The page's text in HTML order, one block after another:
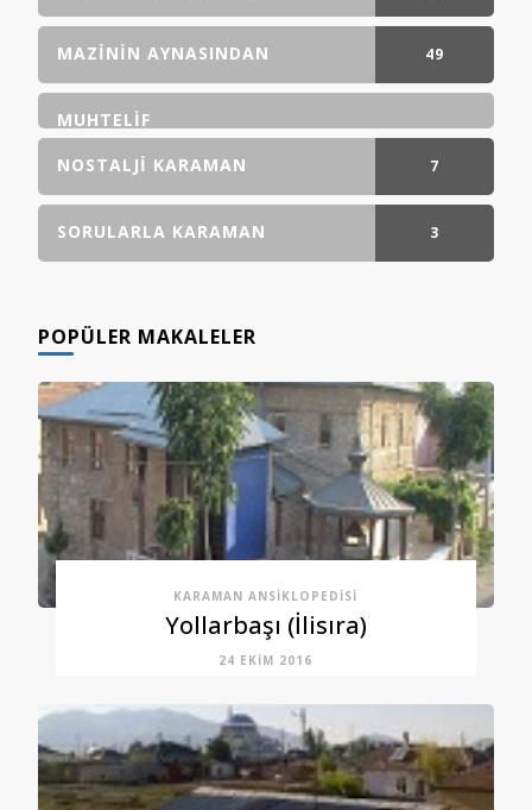
GÖNDERI(LER)
MAZININ AYNASINDAN 49
MUHTELIF
NOSTALJI KARAMAN
7
GÖNDERI(LER)
SORULARLA KARAMAN 3
POPÜLER MAKALELER
KARAMAN ANSIKLOPEDISI
Yollarbaşı (İlisıra)
24 EKIM 2016